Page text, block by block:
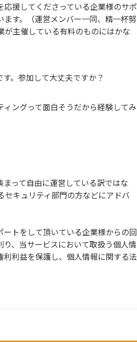
援してくださっている企業様のサポ
す。（運営メンバー一同、精一杯努
主催している有料のものにはかな
。参加して大丈夫ですか？
ングって面白そうだから経験してみ
って自由に運営している訳ではな
キュリティ部門の方などにアドバ
トをして頂いている企業様からの回
、当サービスにおいて取扱う個人情
利益を保護し、個人情報に関する法